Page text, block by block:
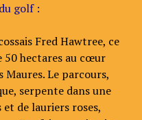
golf :
Fred Hawtree, ce
50 hectares au cœur
Maures. Le parcours,
serpente dans une
de lauriers roses,